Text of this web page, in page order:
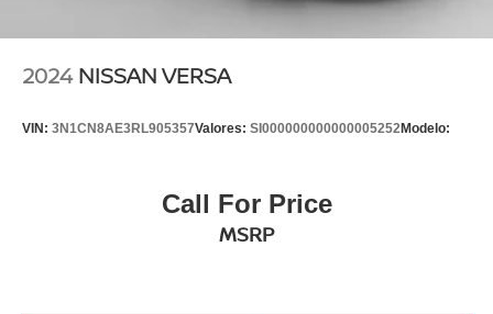
2024 NISSAN VERSA
VIN: 3N1CN8AE3RL905357Valores: SI000000000000005252Modelo:
Call For Price
MSRP